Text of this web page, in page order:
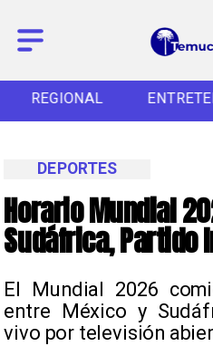
REGIONAL
Horario Mundial
Sudáfrica, Partido
El Mundial 2026
entre México y
vivo por televisión
DEPORTES